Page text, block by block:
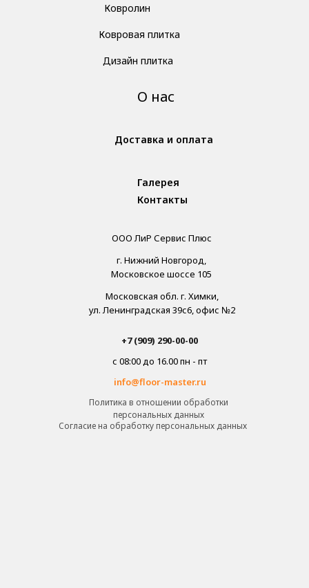
г. Нижний Новгород,
Московское шоссе 105
info@floor-master.ru
+7 (909) 290-00-00
с 08:00 до 16.00 пн - пт
ООО ЛиР Сервис Плюс
Московская обл. г. Химки,
ул. Ленинградская 39с6, офис №2
Cогласие на обработку персональных данных
Ковровая плитка
Контакты
Ковролин
Дизайн плитка
Политика в отношении обработки
персональных данных
Доставка и оплата
О нас
Галерея